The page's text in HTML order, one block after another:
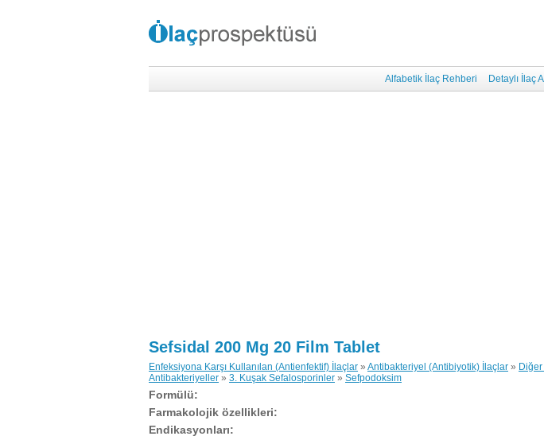
Alfabetik İlaç Rehberi
Detaylı İlaç
Sefsidal 200 Mg 20 Film Tablet
Enfeksiyona Karşı Kullanılan (Antienfektif) İlaçlar » Antibakteriyel (Antibiyotik) İlaçlar »
Antibakteriyeller » 3. Kuşak Sefalosporinler » Sefpodoksim
Formülü:
Farmakolojik özellikleri:
Endikasyonları: